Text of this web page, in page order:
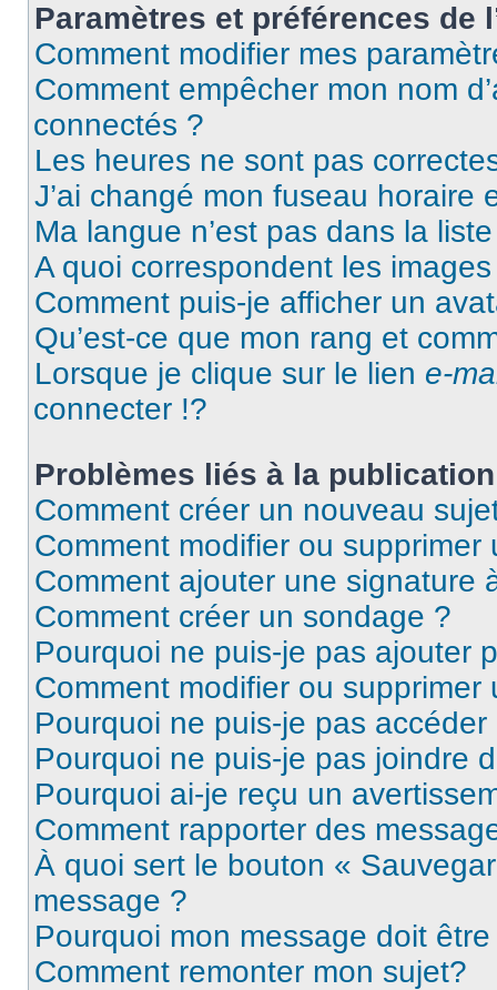
Paramètres et préférences de
Comment modifier mes
Comment empêcher mon nom
connectés ?
Les heures ne sont pas
J’ai changé mon fuseau horaire
Ma langue n’est pas dans la
A quoi correspondent les
Comment puis-je afficher un
Qu’est-ce que mon rang et
Lorsque je clique sur le lien e-
connecter !?
Problèmes liés à la
Comment créer un nouveau
Comment modifier ou supprimer
Comment ajouter une signature
Comment créer un sondage ?
Pourquoi ne puis-je pas ajouter
Comment modifier ou supprimer
Pourquoi ne puis-je pas
Pourquoi ne puis-je pas joindre
Pourquoi ai-je reçu un
Comment rapporter des
À quoi sert le bouton «
message ?
Pourquoi mon message doit
Comment remonter mon sujet?